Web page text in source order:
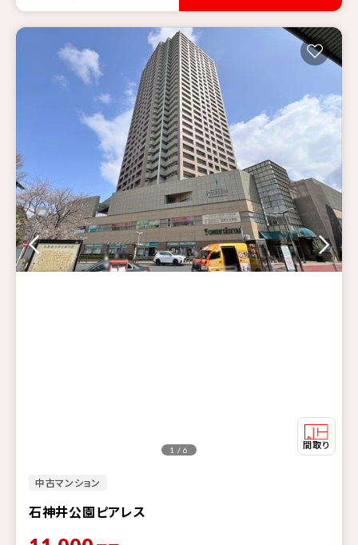
中古マンション
石神井公園ピアレス
1 / 6